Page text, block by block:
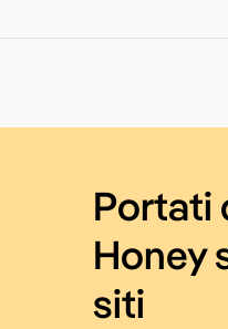
Portati
Honey
siti